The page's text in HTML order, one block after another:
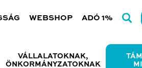
WEBSHOP ADÓ 1%
VÁLLALATOKNAK,
ÖNKORMÁNYZATOKNAK